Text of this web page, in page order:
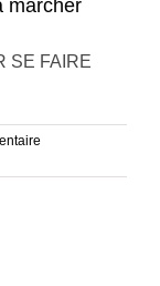
marcher
SE FAIRE